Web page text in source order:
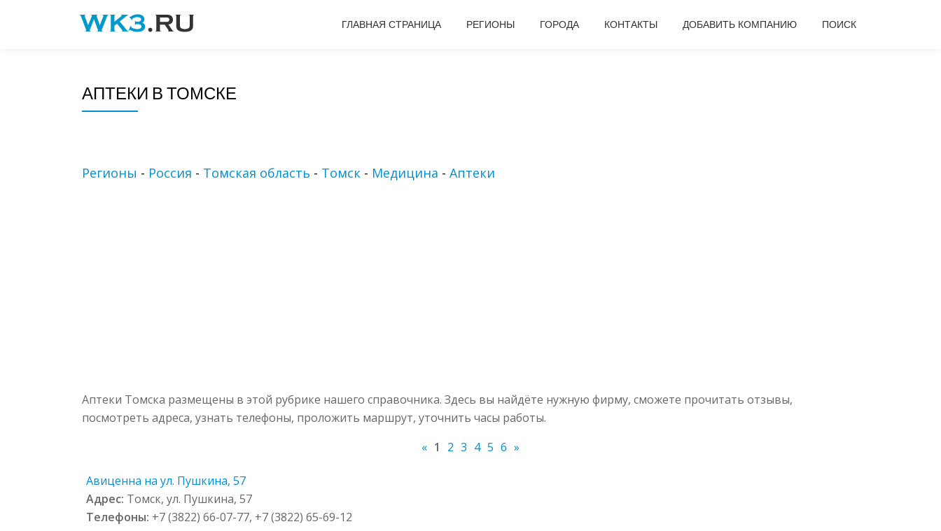
ГЛАВНАЯ СТРАНИЦА РЕГИОНЫ ГОРОДА КОНТАКТЫ ДОБАВИТЬ КОМПАНИЮ ПОИСК
АПТЕКИ В ТОМСКЕ
Регионы - Россия - Томская область - Томск - Медицина - Аптеки
Аптеки Томска размещены в этой рубрике нашего справочника. Здесь вы найдёте нужную фирму, сможете прочитать отзывы,
посмотреть адреса, узнать телефоны, проложить маршрут, уточнить часы работы.
« 1 2 3 4 5 6 »
Авиценна на ул. Пушкина, 57
Адрес: Томск, ул. Пушкина, 57
Телефоны: +7 (3822) 66-07-77, +7 (3822) 65-69-12